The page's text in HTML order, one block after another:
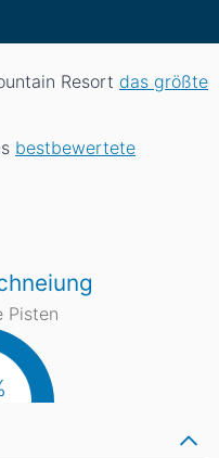
Resort das größte
bestbewertete
Pisten